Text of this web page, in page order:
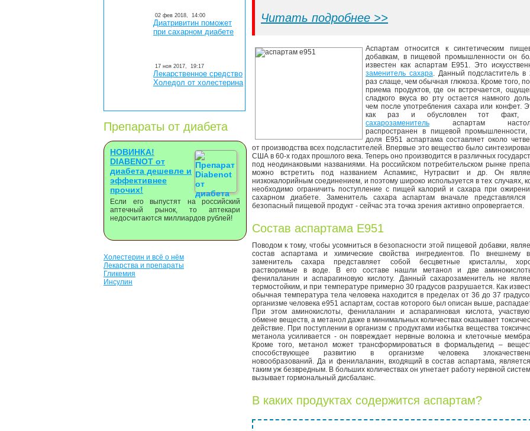
02 фев 2018, 14:00
Диатривитин поможет
при сахарном диабете
17 ноя 2017, 19:17
Лекарственное средство
Холедол от холестерина
Препараты от диабета
НОВИНКА!
DIABENOT от
диабета дешевле и
эффективнее
прочих!
Если его выпустят на российский
аптечный рынок, то аптекари
недосчитаются миллиардов рублей!
Холестерин и всё о нём
Лекарства и препараты
Гликемия
Инсулин
Читать подробнее >>
Аспартам относится к синтетическим
добавкам, в пищевой промышленности он
известен как аспартам Е951. Это
заменитель сахара. Данный подсластитель в
раз слаще, чем обычная глюкоза. Кроме того,
приема продуктов, где он встречается,
сладкого вкуса во рту остается намного
чем после употребления сахара или конфет.
как раз и обусловлен тот факт,
сахарозаменитель аспартам
распространен в пищевой промышленности,
доля Е951 аспартама составляет около
от производства всех подсластителей. Впервые это вещество было
США в 60-х годах прошлого века. Теперь оно производится в различных
под неодинаковыми названиями. На российском потребительском рынке
можно встретить под названием Аспамикс, Нутрасвит и др. Он
низкокалорийным соединением, и поэтому широко используется в тех случаях,
необходимо ограничить поступление с пищей калорий и сахара при
сахарном диабете. Заменитель сахара аспартам вначале представлялся
безопасный пищевой продукт - сейчас эта точка зрения активно опровергается.
Состав аспартама Е951
Поводом к тому, чтобы усомниться в безопасности этой пищевой добавки,
состав аспартама и химические свойства ингредиентов. По внешнему
заменитель сахара представляет собой бесцветные кристаллы,
растворимые в воде. В его составе нашли метанол и две
фенилаланин и аспарагиновую кислоту. Данный сахарозаменитель не
термостойким, и при температуре примерно 30 градусов разрушается. Как
обычная температура тела человека находится в пределах от 36 до 37
организме человека е951 аспартам, состав которого был описан выше,
При этом аминокислоты, фенилаланин и аспарагиновая кислота,
обмене веществ, а метанол даже в минимальных количествах оказывает
действие. При поступлении в организм с продуктами избытка вещества
метанола усиливается - он повреждает нервные волокна и клеточные
Кроме того, метанол может трансформироваться в формальдегид –
способствующее развитию в организме человека
новообразований. Да и фенилаланин, входящий в состав аспартама,
таким уж безвредным. В больших количествах он угнетает работу нервной
вызывает гормональный дисбаланс.
В каких продуктах содержится аспартам?